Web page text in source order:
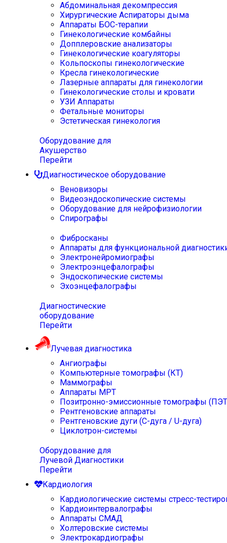
Абдоминальная декомпрессия
Хирургические Аспираторы дыма
Аппараты БОС-терапии
Гинекологические комбайны
Допплеровские анализаторы
Гинекологические коагуляторы
Кольпоскопы гинекологические
Кресла гинекологические
Лазерные аппараты для гинекологии
Гинекологические столы и кровати
УЗИ Аппараты
Фетальные мониторы
Эстетическая гинекология
Оборудование для
Акушерство
Перейти
Диагностическое оборудование
Веновизоры
Видеоэндоскопические системы
Оборудование для нейрофизиологии
Спирографы
Фибросканы
Аппараты для функциональной
Электронейромиографы
Электроэнцефалографы
Эндоскопические системы
Эхоэнцефалографы
Диагностические
оборудование
Перейти
Лучевая диагностика
Ангиографы
Компьютерные томографы (КТ)
Маммографы
Аппараты МРТ
Позитронно-эмиссионные томографы
Рентгеновские аппараты
Рентгеновские дуги (С-дуга / U-дуга)
Циклотрон-системы
Оборудование для
Лучевой Диагностики
Перейти
Кардиология
Кардиологические системы стресс-
Кардиоинтервалографы
Аппараты СМАД
Холтеровские системы
Электрокардиографы